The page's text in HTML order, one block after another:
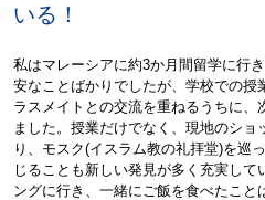
いる！
私はマレーシアに約3か月間留学に行
安なことばかりでしたが、学校での授
ラスメイトとの交流を重ねるうちに、
ました。授業だけでなく、現地のシ
り、モスク(イスラム教の礼拝堂)を巡
じることも新しい発見が多く充実して
ングに行き、一緒にご飯を食べたこ